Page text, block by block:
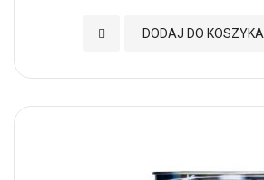
DODAJ DO KOSZYKA
Dodaj do Ulubionych